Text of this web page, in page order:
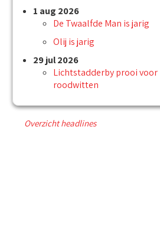
1 aug 2026
De Twaalfde Man is jarig
Olij is jarig
29 jul 2026
Lichtstadderby prooi voor
roodwitten
Overzicht headlines